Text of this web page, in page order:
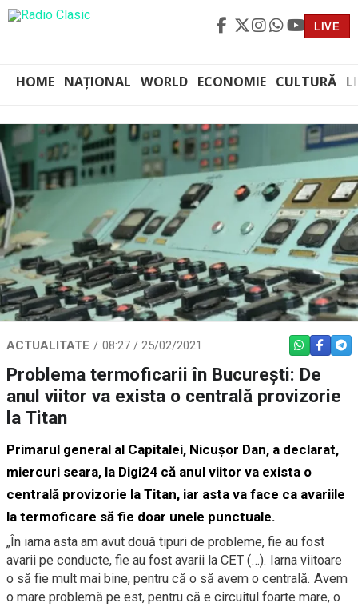
LIVE
HOME NAȚIONAL WORLD ECONOMIE CULTURĂ
ACTUALITATE 08:27 / 25/02/2021 WHATSAPP
Problema termoficarii în București: De
anul viitor va exista o centrală provizorie
la Titan
Primarul general al Capitalei, Nicuşor Dan, a declarat,
miercuri seara, la Digi24 că anul viitor va exista o
centrală provizorie la Titan, iar asta va face ca avariile
la termoficare să fie doar unele punctuale.
„În iarna asta am avut două tipuri de probleme, fie au fost
avarii pe conducte, fie au fost avarii la CET (…). Iarna viitoare
o să fie mult mai bine, pentru că o să avem o centrală. Avem
o mare problemă pe est, pentru că e circuitul foarte mare, o